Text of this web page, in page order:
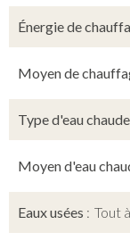
Énergie de
Moyen de
Type d'eau chaude
Moyen d'eau
Eaux usées Tout